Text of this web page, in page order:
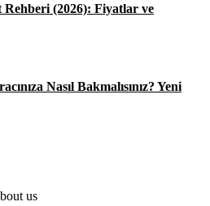
Rehberi (2026): Fiyatlar ve
Nasıl Bakmalısınız? Yeni
us